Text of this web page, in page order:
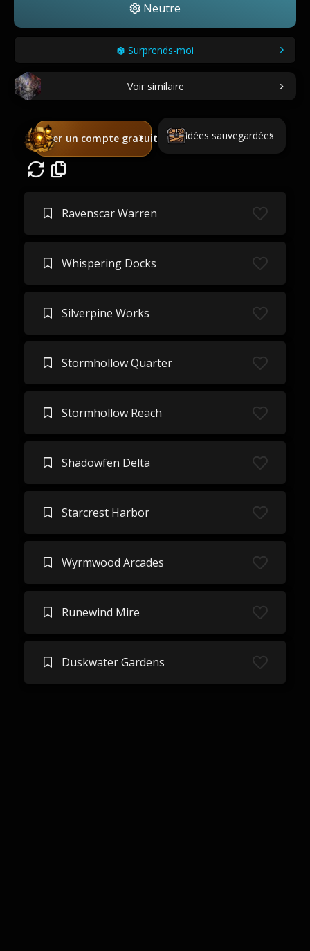
Neutre
Surprends-moi
Voir similaire
Créer un compte gratuit Idées sauvegardées
Ravenscar Warren
Whispering Docks
Silverpine Works
Stormhollow Quarter
Stormhollow Reach
Shadowfen Delta
Starcrest Harbor
Wyrmwood Arcades
Runewind Mire
Duskwater Gardens